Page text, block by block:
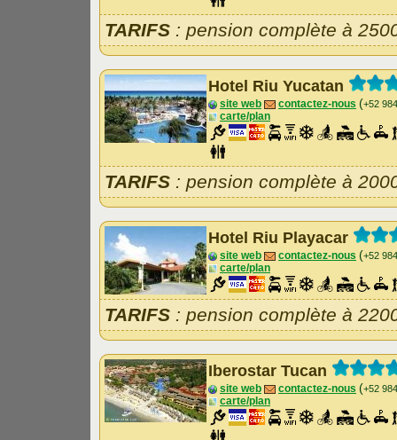
TARIFS : pension complète à
Hotel Riu Yucatan
site web contactez-nous (+52
carte/plan
TARIFS : pension complète à
Hotel Riu Playacar
site web contactez-nous (+52
carte/plan
TARIFS : pension complète à
Iberostar Tucan
site web contactez-nous (+52
carte/plan